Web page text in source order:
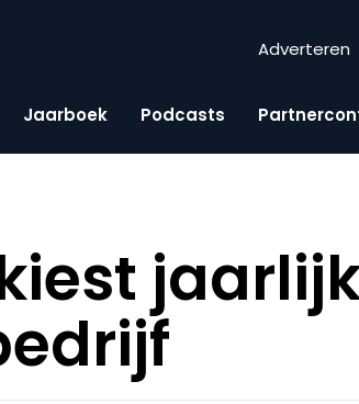
Adverteren
Jaarboek Podcasts